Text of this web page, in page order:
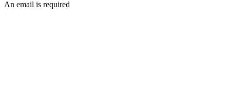
An email is required